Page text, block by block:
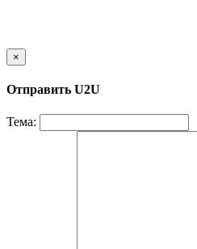
×
Отправить U2U
Тема: